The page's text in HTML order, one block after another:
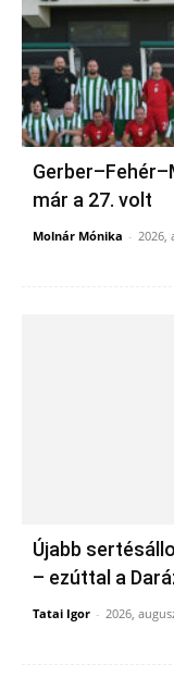
már a 27. volt
Molnár Mónika - 2026,
Újabb
– ezúttal a
Tatai Igor - 2026,